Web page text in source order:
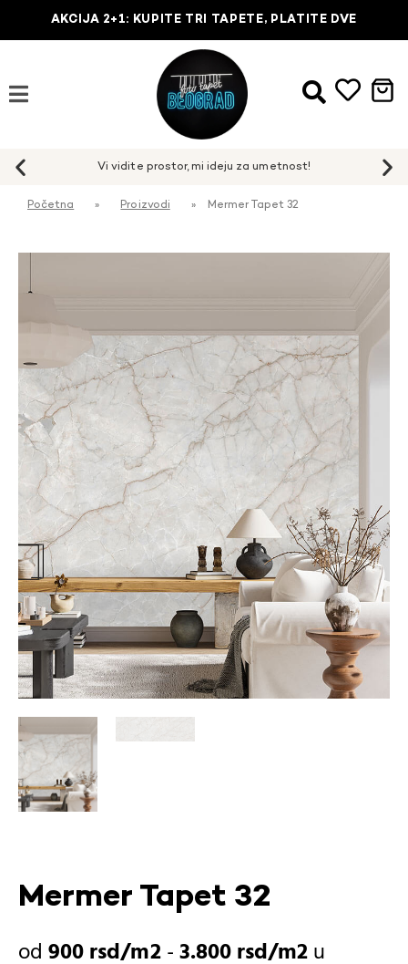
AKCIJA 2+1: KUPITE TRI TAPETE, PLATITE DVE
Početna » Proizvodi » Mermer Tapet 32
Mermer Tapet 32
900rsd -3.800rsd
u